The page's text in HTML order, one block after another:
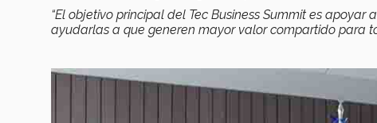
“El objetivo principal del Tec Business Summit es
ayudarlas a que generen mayor valor compartido para